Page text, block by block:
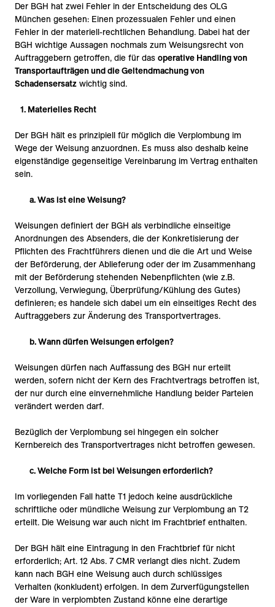
Der BGH hat zwei Fehler in der Entscheidung des OLG
München gesehen: Einen prozessualen Fehler und einen
Fehler in der materiell-rechtlichen Behandlung. Dabei hat der
BGH wichtige Aussagen nochmals zum Weisungsrecht von
Auftraggebern getroffen, die für das operative Handling von
Transportaufträgen und die Geltendmachung von
Schadensersatz wichtig sind.
1. Materielles Recht
Der BGH hält es prinzipiell für möglich die Verplombung im
Wege der Weisung anzuordnen. Es muss also deshalb keine
eigenständige gegenseitige Vereinbarung im Vertrag enthalten
sein.
a. Was ist eine Weisung?
Weisungen definiert der BGH als verbindliche einseitige
Anordnungen des Absenders, die der Konkretisierung der
Pflichten des Frachtführers dienen und die die Art und Weise
der Beförderung, der Ablieferung oder der im Zusammenhang
mit der Beförderung stehenden Nebenpflichten (wie z.B.
Verzollung, Verwiegung, Überprüfung/Kühlung des Gutes)
definieren; es handele sich dabei um ein einseitiges Recht des
Auftraggebers zur Änderung des Transportvertrages.
b. Wann dürfen Weisungen erfolgen?
Weisungen dürfen nach Auffassung des BGH nur erteilt
werden, sofern nicht der Kern des Frachtvertrags betroffen ist,
der nur durch eine einvernehmliche Handlung beider Parteien
verändert werden darf.
Bezüglich der Verplombung sei hingegen ein solcher
Kernbereich des Transportvertrages nicht betroffen gewesen.
c. Welche Form ist bei Weisungen erforderlich?
Im vorliegenden Fall hatte T1 jedoch keine ausdrückliche
schriftliche oder mündliche Weisung zur Verplombung an T2
erteilt. Die Weisung war auch nicht im Frachtbrief enthalten.
Der BGH hält eine Eintragung in den Frachtbrief für nicht
erforderlich; Art. 12 Abs. 7 CMR verlangt dies nicht. Zudem
kann nach BGH eine Weisung auch durch schlüssiges
Verhalten (konkludent) erfolgen. In dem Zurverfügungstellen
der Ware in verplombten Zustand könne eine derartige